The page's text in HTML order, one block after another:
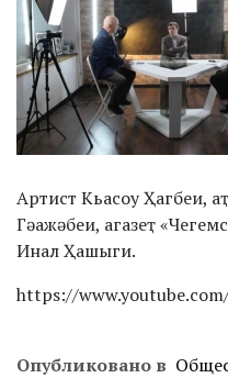
Артист Кьасоу Ҳагбеи,
Гәажәбеи, агазеҭ
Инал Ҳашыги.
https://
Опубликовано в